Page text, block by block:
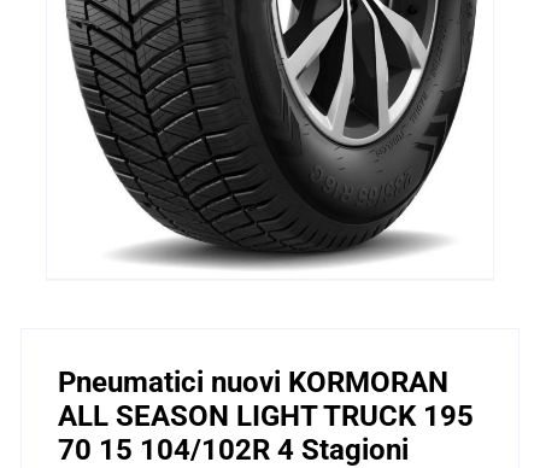
Pneumatici nuovi KORMORAN
ALL SEASON LIGHT TRUCK 195
70 15 104/102R 4 Stagioni